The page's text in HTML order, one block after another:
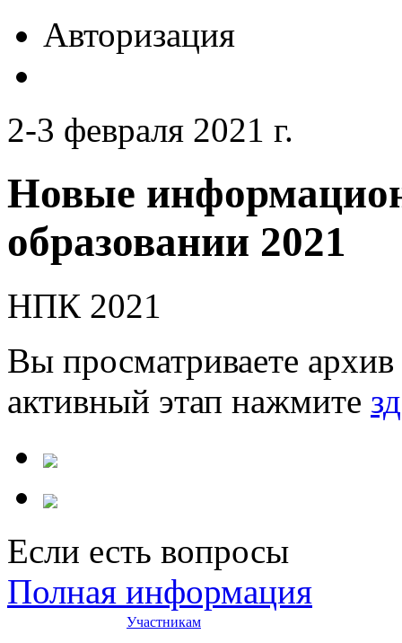
Авторизация
2-3 февраля 2021 г.
Новые
образовании 2021
НПК 2021
Вы просматриваете
активный этап нажмите
Если есть вопросы
Полная информация
Участникам